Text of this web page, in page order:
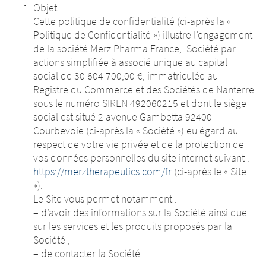
Objet
Cette politique de confidentialité (ci-après la «
Politique de Confidentialité ») illustre l’engagement
de la société Merz Pharma France, Société par
actions simplifiée à associé unique au capital
social de 30 604 700,00 €, immatriculée au
Registre du Commerce et des Sociétés de Nanterre
sous le numéro SIREN 492060215 et dont le siège
social est situé 2 avenue Gambetta 92400
Courbevoie (ci-après la « Société ») eu égard au
respect de votre vie privée et de la protection de
vos données personnelles du site internet suivant :
https://merztherapeutics.com/fr (ci-après le « Site
»).
Le Site vous permet notamment :
– d’avoir des informations sur la Société ainsi que
sur les services et les produits proposés par la
Société ;
– de contacter la Société.